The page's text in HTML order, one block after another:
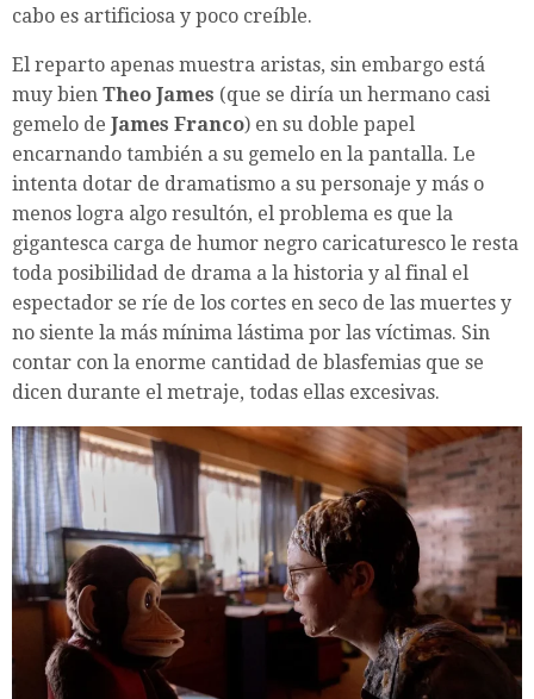
cabo es artificiosa y poco creíble.
El reparto apenas muestra aristas, sin embargo está
muy bien Theo James (que se diría un hermano casi
gemelo de James Franco) en su doble papel
encarnando también a su gemelo en la pantalla. Le
intenta dotar de dramatismo a su personaje y más o
menos logra algo resultón, el problema es que la
gigantesca carga de humor negro caricaturesco le resta
toda posibilidad de drama a la historia y al final el
espectador se ríe de los cortes en seco de las muertes y
no siente la más mínima lástima por las víctimas. Sin
contar con la enorme cantidad de blasfemias que se
dicen durante el metraje, todas ellas excesivas.